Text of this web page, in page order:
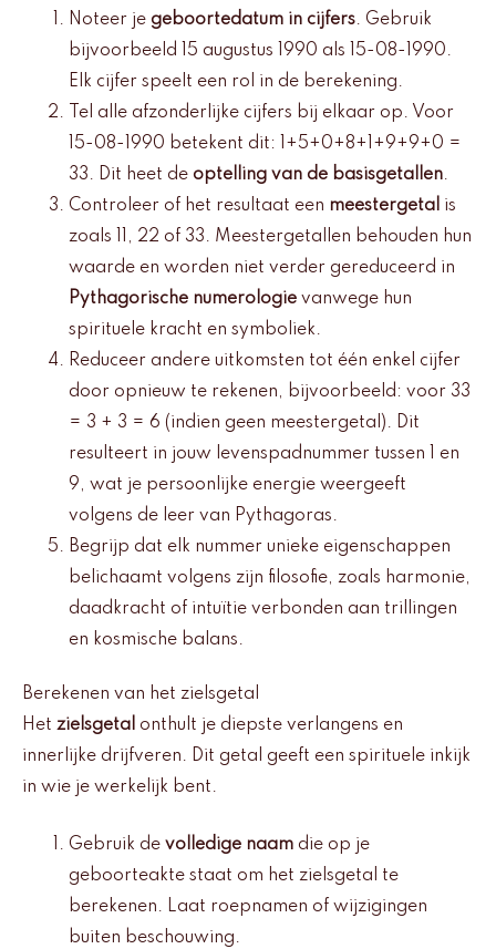
Noteer je geboortedatum in cijfers. Gebruik
bijvoorbeeld 15 augustus 1990 als 15-08-1990.
Elk cijfer speelt een rol in de berekening.
Tel alle afzonderlijke cijfers bij elkaar op. Voor
15-08-1990 betekent dit: 1+5+0+8+1+9+9+0 =
33. Dit heet de optelling van de basisgetallen.
Controleer of het resultaat een meestergetal is
zoals 11, 22 of 33. Meestergetallen behouden hun
waarde en worden niet verder gereduceerd in
Pythagorische numerologie vanwege hun
spirituele kracht en symboliek.
Reduceer andere uitkomsten tot één enkel cijfer
door opnieuw te rekenen, bijvoorbeeld: voor 33
= 3 + 3 = 6 (indien geen meestergetal). Dit
resulteert in jouw levenspadnummer tussen 1 en
9, wat je persoonlijke energie weergeeft
volgens de leer van Pythagoras.
Begrijp dat elk nummer unieke eigenschappen
belichaamt volgens zijn filosofie, zoals harmonie,
daadkracht of intuïtie verbonden aan trillingen
en kosmische balans.
Berekenen van het zielsgetal
Het zielsgetal onthult je diepste verlangens en
innerlijke drijfveren. Dit getal geeft een spirituele inkijk
in wie je werkelijk bent.
Gebruik de volledige naam die op je
geboorteakte staat om het zielsgetal te
berekenen. Laat roepnamen of wijzigingen
buiten beschouwing.